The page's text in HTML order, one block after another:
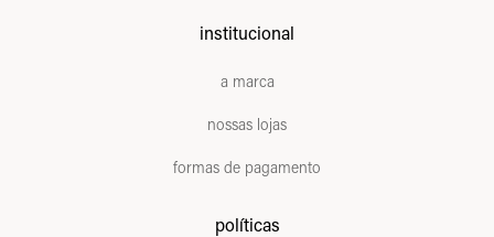
institucional
a marca
nossas lojas
formas de pagamento
políticas